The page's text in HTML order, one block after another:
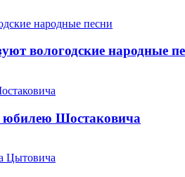
вологодские народные
юбилею Шостаковича